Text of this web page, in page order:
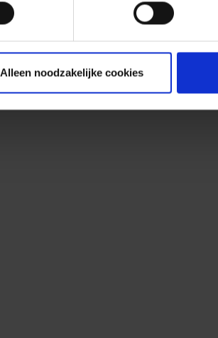
Alleen noodzakelijke cookies